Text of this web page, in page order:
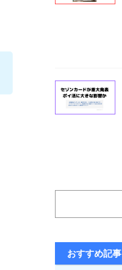
おすすめ記事